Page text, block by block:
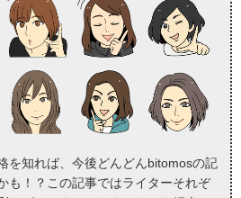
を知れば、今後どんどんbitomosの記
も！？この記事ではライターそれぞ